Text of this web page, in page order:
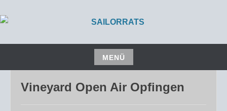
Inhalt
SAILORRATS
MENÜ
Zum
Inhalt
SAILORRATS
Vineyard Open Air Opfingen